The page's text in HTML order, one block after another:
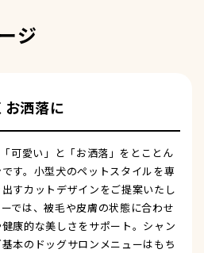
ジ
お洒落に
可愛い」と「お洒落」をとことん
す。小型犬のペットスタイルを専
すカットデザインをご提案いたし
では、被毛や皮膚の状態に合わせ
康的な美しさをサポート。シャン
本のドッグサロンメニューはもち